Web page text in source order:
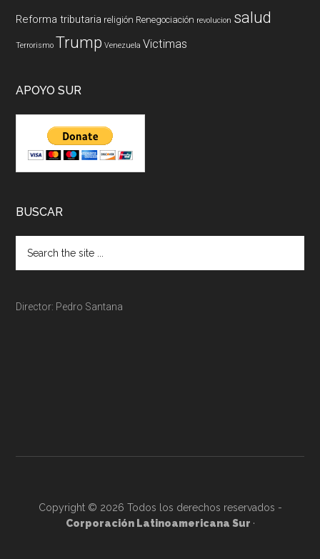
Reforma tributaria religión Renegociación revolucion salud
Terrorismo Trump Venezuela Victimas
APOYO SUR
BUSCAR
Director: Pedro Santana
Copyright © 2026 Todos los derechos reservados -
Corporación Latinoamericana Sur ·